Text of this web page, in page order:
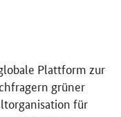
Plattform zur
grüner
für